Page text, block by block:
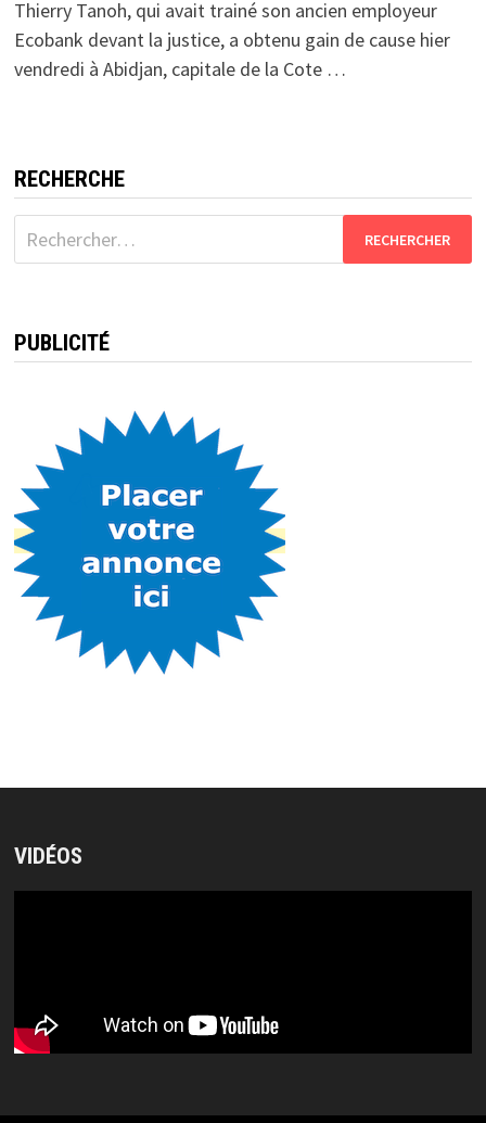
Thierry Tanoh, qui avait trainé son ancien employeur
Ecobank devant la justice, a obtenu gain de cause hier
vendredi à Abidjan, capitale de la Cote …
RECHERCHE
Rechercher :
PUBLICITÉ
VIDÉOS